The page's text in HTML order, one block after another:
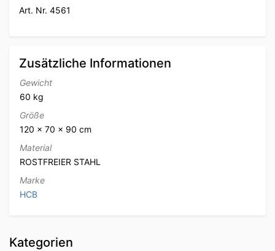
Art. Nr. 4561
Zusätzliche Informationen
Gewicht
60 kg
Größe
120 × 70 × 90 cm
Material
ROSTFREIER STAHL
Marke
HCB
Kategorien